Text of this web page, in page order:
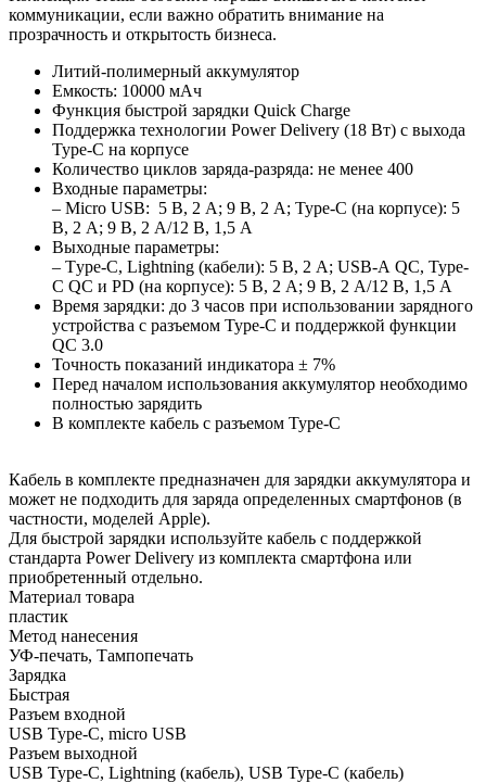
коммуникации, если важно обратить внимание на
прозрачность и открытость бизнеса.
Литий-полимерный аккумулятор
Емкость: 10000 мАч
Функция быстрой зарядки Quick Charge
Поддержка технологии Power Delivery (18 Вт) c выхода
Type-C на корпусе
Количество циклов заряда-разряда: не менее 400
Входные параметры:
– Micro USB: 5 В, 2 A; 9 В, 2 A; Type-C (на корпусе): 5
В, 2 A; 9 В, 2 A/12 В, 1,5 A
Выходные параметры:
– Тype-C, Lightning (кабели): 5 В, 2 А; USB-А QC, Type-
C QC и PD (на корпусе): 5 В, 2 A; 9 В, 2 A/12 В, 1,5 A
Время зарядки: до 3 часов при использовании зарядного
устройства с разъемом Type-C и поддержкой функции
QC 3.0
Точность показаний индикатора ± 7%
Перед началом использования аккумулятор необходимо
полностью зарядить
В комплекте кабель с разъемом Type-C
Кабель в комплекте предназначен для зарядки аккумулятора и
может не подходить для заряда определенных смартфонов (в
частности, моделей Apple).
Для быстрой зарядки используйте кабель с поддержкой
стандарта Power Delivery из комплекта смартфона или
приобретенный отдельно.
Материал товара
пластик
Метод нанесения
УФ-печать, Тампопечать
Зарядка
Быстрая
Разъем входной
USB Type-C, micro USB
Разъем выходной
USB Type-C, Lightning (кабель), USB Type-C (кабель)